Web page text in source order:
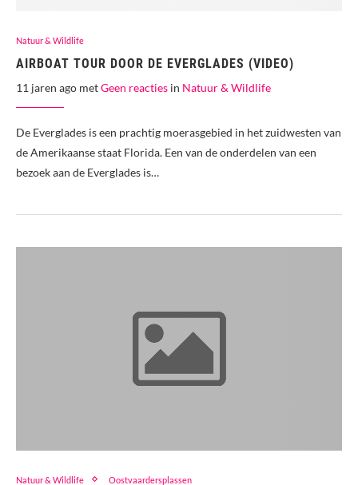
Natuur & Wildlife
AIRBOAT TOUR DOOR DE EVERGLADES (VIDEO)
11 jaren ago metGeen reacties in Natuur & Wildlife
De Everglades is een prachtig moerasgebied in het zuidwesten van
de Amerikaanse staat Florida. Een van de onderdelen van een
bezoek aan de Everglades is…
Natuur & Wildlife Oostvaardersplassen